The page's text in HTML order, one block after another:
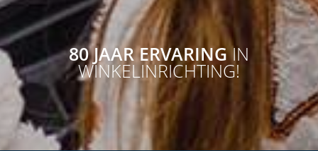
80 JAAR ERVARINGIN
WINKELINRICHTING!